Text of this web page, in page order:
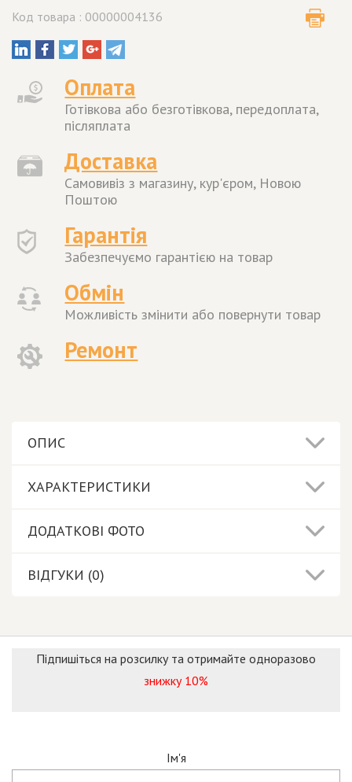
Код товара : 00000004136
Оплата
Готівкова або безготівкова, передоплата,
післяплата
Доставка
Самовивіз з магазину, кур'єром, Новою
Поштою
Гарантія
Забезпечуємо гарантією на товар
Обмін
Можливість змінити або повернути товар
Ремонт
ОПИС
ХАРАКТЕРИСТИКИ
ДОДАТКОВІ ФОТО
ВІДГУКИ (0)
Підпишіться на розсилку та отримайте одноразово
знижку 10%
Ім'я